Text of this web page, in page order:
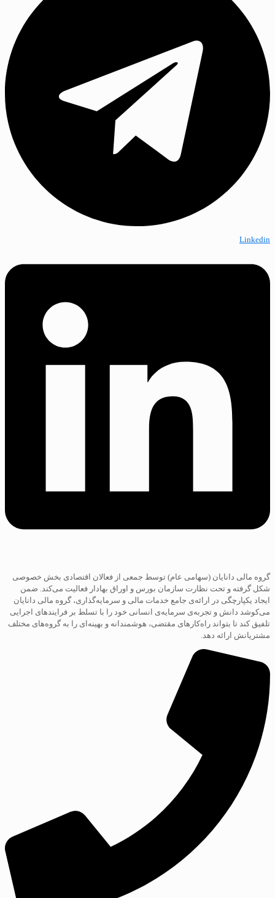
Linkedin
گروه مالی دانایان (سهامی عام) توسط جمعی از فعالان اقتصادی بخش خصوصی
شکل گرفته و تحت نظارت سازمان بورس و اوراق بهادار فعالیت می‌کند. ضمن
ایجاد یکپارچگی در ارائه‌ی جامع خدمات مالی و سرمایه‌گذاری، گروه مالی دانایان
می‌کوشد دانش و تجربه‌ی سرمایه‌ی انسانی خود را با تسلط بر فرایند‌های اجرایی
تلفیق کند تا بتواند راه‌کارهای مقتضی، هوشمندانه و بهینه‌ای را به گروه‌های مختلف
مشتریانش ارائه دهد.